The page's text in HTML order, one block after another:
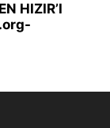
HIZIR’I